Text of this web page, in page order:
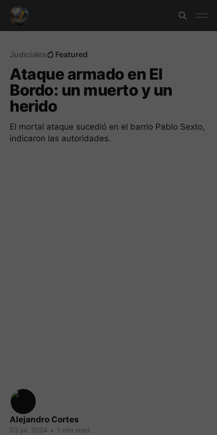
Judiciales Featured
Ataque armado en El
Bordo: un muerto y un
herido
El mortal ataque sucedió en el barrio Pablo Sexto,
indicaron las autoridades.
Alejandro Cortes
03 jul. 2024 • 1 min read